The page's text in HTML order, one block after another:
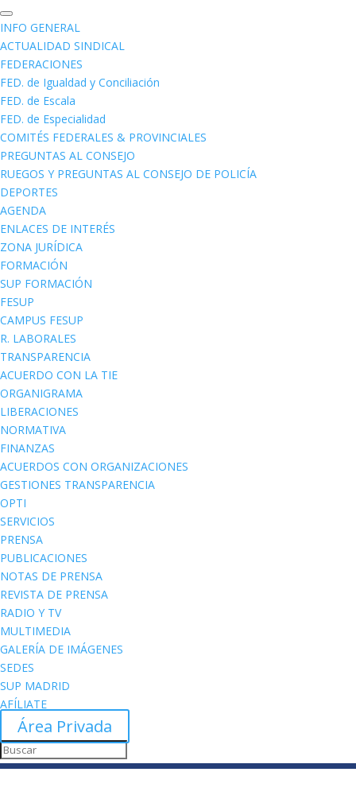
INFO GENERAL
ACTUALIDAD SINDICAL
FEDERACIONES
FED. de Igualdad y Conciliación
FED. de Escala
FED. de Especialidad
COMITÉS FEDERALES & PROVINCIALES
PREGUNTAS AL CONSEJO
RUEGOS Y PREGUNTAS AL CONSEJO DE POLICÍA
DEPORTES
AGENDA
ENLACES DE INTERÉS
ZONA JURÍDICA
FORMACIÓN
SUP FORMACIÓN
FESUP
CAMPUS FESUP
R. LABORALES
TRANSPARENCIA
ACUERDO CON LA TIE
ORGANIGRAMA
LIBERACIONES
NORMATIVA
FINANZAS
ACUERDOS CON ORGANIZACIONES
GESTIONES TRANSPARENCIA
OPTI
SERVICIOS
PRENSA
PUBLICACIONES
NOTAS DE PRENSA
REVISTA DE PRENSA
RADIO Y TV
MULTIMEDIA
GALERÍA DE IMÁGENES
SEDES
SUP MADRID
AFÍLIATE
Área Privada